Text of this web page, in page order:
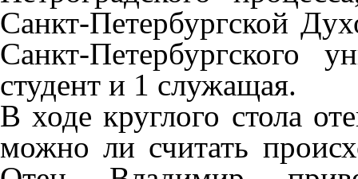
Санкт-Петербургской
Санкт-Петербургского
студент и 1 служащая.
В ходе круглого стола
можно ли считать